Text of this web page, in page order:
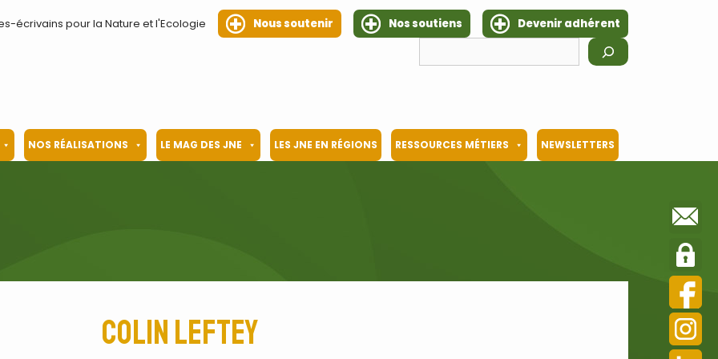
écrivains pour la Nature et l'Ecologie Nous soutenir Nos soutiens
Devenir adhérent
NOS RÉALISATIONS LE MAG DES JNE LES JNE EN RÉGIONS RESSOURCES MÉTIERS NEWSLETTERS
Colin Leftey